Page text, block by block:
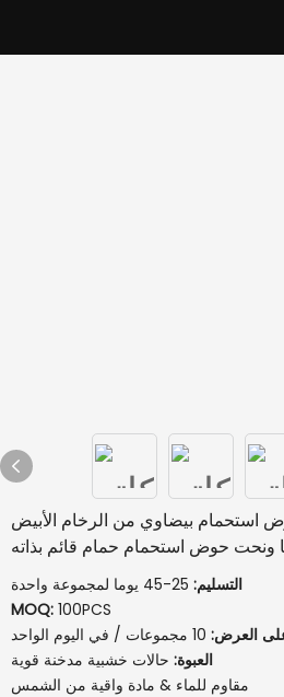
استحمام بيضاوي من الرخام الأبيض
ونحت حوض استحمام حمام قائم بذاته
التسليم: 25-45 يوما لمجموعة واحدة
MOQ: 100PCS
العرض: 10 مجموعات / في اليوم الواحد
العبوة: حالات خشبية مدخنة قوية
مقاوم للماء & مادة واقية من الشمس